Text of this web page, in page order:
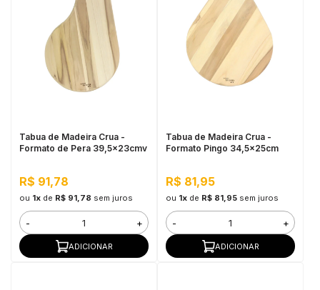
Tabua de Madeira Crua -
Formato de Pera 39,5x23cmv
R$ 91,78
ou 1xde R$ 91,78 sem juros
- +
ADICIONAR
Tabua de Madeira Crua -
Formato Pingo 34,5x25cm
R$ 81,95
ou 1xde R$ 81,95 sem juros
- +
ADICIONAR